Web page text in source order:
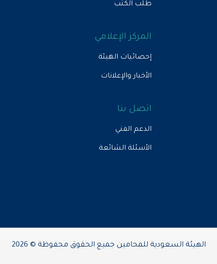
طلب الكتب
المركز الإعلامي
إحصائيات الهيئة
الأخبار والإعلانات
اتصل بنا
الدعم الفني
الأسئلة الشائعة
الهيئة السعودية للمحامين جميع الحقوق محفوظة © 2026